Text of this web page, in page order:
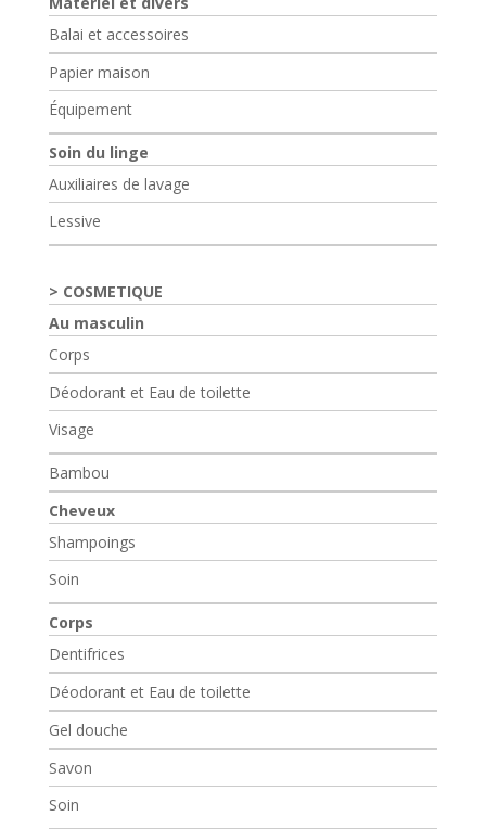
Balai et accessoires
Papier maison
Équipement
Soin du linge
Auxiliaires de lavage
Lessive
COSMETIQUE
Au masculin
Corps
Déodorant et Eau de toilette
Visage
Bambou
Cheveux
Shampoings
Soin
Corps
Dentifrices
Déodorant et Eau de toilette
Gel douche
Savon
Soin